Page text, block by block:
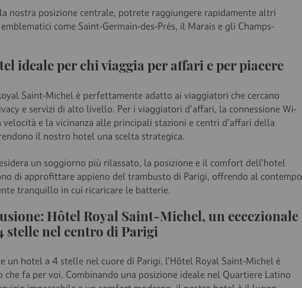
nostra posizione centrale, potrete raggiungere rapidamente altri
come Saint-Germain-des-Prés, il Marais e gli Champs-
ideale per chi viaggia per affari e per piacere
Saint-Michel è perfettamente adatto ai viaggiatori che cercano
e servizi di alto livello. Per i viaggiatori d'affari, la connessione Wi-
velocità e la vicinanza alle principali stazioni e centri d'affari della
il nostro hotel una scelta strategica.
un soggiorno più rilassato, la posizione e il comfort dell'hotel
di approfittare appieno del trambusto di Parigi, offrendo al contempo
tranquillo in cui ricaricare le batterie.
Hôtel Royal Saint-Michel, un eccezionale
stelle nel centro di Parigi
un hotel a 4 stelle nel cuore di Parigi, l'Hôtel Royal Saint-Michel è
che fa per voi. Combinando una posizione ideale nel Quartiere Latino